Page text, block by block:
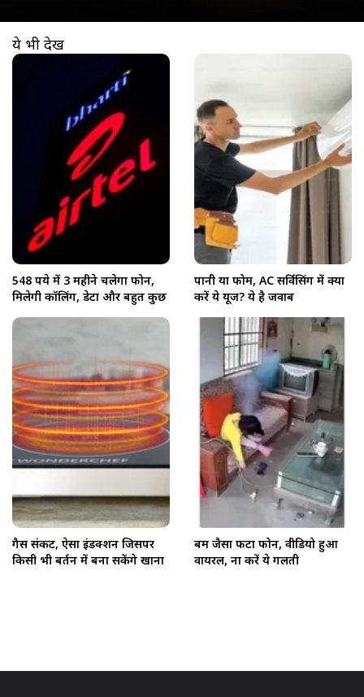
खुल रहा है
ये भी देखें
548 रुपये में 3 महीने चलेगा फोन,
मिलेगी कॉलिंग, डेटा और बहुत कुछ
पानी या फोम, AC सर्विसिंग में क्या
करें ये यूज? ये है जवाब
गैस संकट, ऐसा इंडक्शन जिसपर
किसी भी बर्तन में बना सकेंगे खाना
बम जैसा फटा फोन, वीडियो हुआ
वायरल, ना करें ये गलती